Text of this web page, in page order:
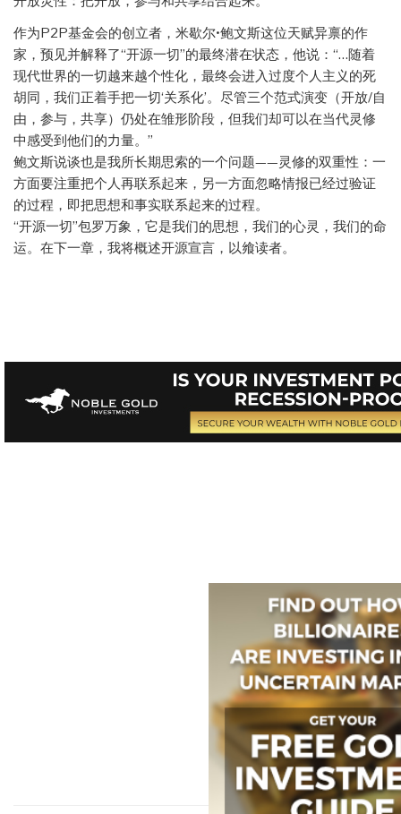
作为P2P基金会的创立者，米歇尔•鲍文斯这位天赋异禀的作
家，预见并解释了“开源一切”的最终潜在状态，他说：“…随着
现代世界的一切越来越个性化，最终会进入过度个人主义的死
胡同，我们正着手把一切‘关系化’。尽管三个范式演变（开放/自
由，参与，共享）仍处在雏形阶段，但我们却可以在当代灵修
中感受到他们的力量。”
鲍文斯说谈也是我所长期思索的一个问题——灵修的双重性：一
方面要注重把个人再联系起来，另一方面忽略情报已经过验证
的过程，即把思想和事实联系起来的过程。
“开源一切”包罗万象，它是我们的思想，我们的心灵，我们的命
运。在下一章，我将概述开源宣言，以飨读者。